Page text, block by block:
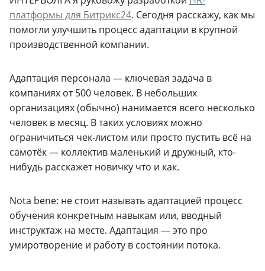
платформы для Битрикс24. Сегодня расскажу, как мы
помогли улучшить процесс адаптации в крупной
производственной компании.
Адаптация персонала — ключевая задача в
компаниях от 500 человек. В небольших
организациях (обычно) нанимается всего несколько
человек в месяц. В таких условиях можно
ограничиться чек-листом или просто пустить всё на
самотёк — коллектив маленький и дружный, кто-
нибудь расскажет новичку что и как.
Nota bene: не стоит называть адаптацией процесс
обучения конкретным навыкам или, вводный
инструктаж на месте. Адаптация — это про
умиротворение и работу в состоянии потока.